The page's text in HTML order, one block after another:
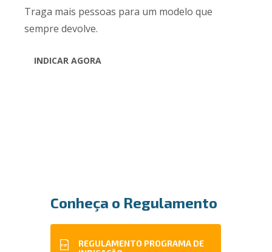
Traga mais pessoas para um modelo que
sempre devolve.
INDICAR AGORA
Conheça o Regulamento
REGULAMENTO PROGRAMA DE
PDF